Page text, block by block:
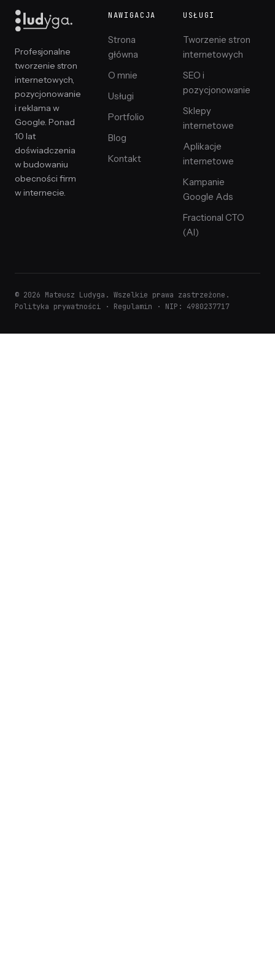
Profesjonalne
tworzenie stron
internetowych,
pozycjonowanie
i reklama w
Google. Ponad
10 lat
doświadczenia
w budowaniu
obecności firm
w internecie.
NAWIGACJA
Strona
główna
O mnie
Usługi
Portfolio
Blog
Kontakt
USŁUGI
Tworzenie stron
internetowych
SEO i
pozycjonowanie
Sklepy
internetowe
Aplikacje
internetowe
Kampanie
Google Ads
Fractional CTO
(AI)
© 2026 Mateusz Ludyga. Wszelkie prawa zastrzeżone.
Polityka prywatności · Regulamin · NIP: 4980237717